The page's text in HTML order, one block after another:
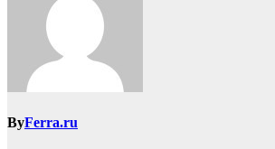
ByFerra.ru